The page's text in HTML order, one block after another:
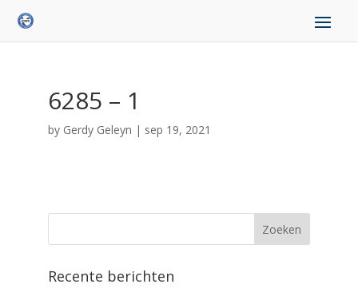
6285 – 1
by Gerdy Geleyn | sep 19, 2021
Recente berichten